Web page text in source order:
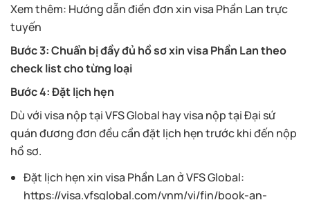
Xem thêm: Hướng dẫn điền đơn xin visa Phần Lan trực
tuyến
Bước 3: Chuẩn bị đầy đủ hồ sơ xin visa Phần Lan theo
check list cho từng loại
Bước 4: Đặt lịch hẹn
Dù với visa nộp tại VFS Global hay visa nộp tại Đại sứ
quán đương đơn đều cần đặt lịch hẹn trước khi đến nộp
hồ sơ.
Đặt lịch hẹn xin visa Phần Lan ở VFS Global:
https://visa.vfsglobal.com/vnm/vi/fin/book-an-